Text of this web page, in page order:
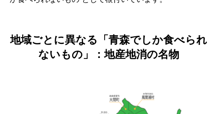
地域ごとに異なる「青森でしか食べられ
ないもの」：地産地消の名物